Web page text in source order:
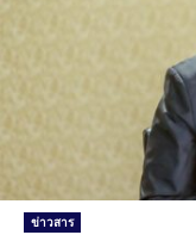
ข่าวสาร